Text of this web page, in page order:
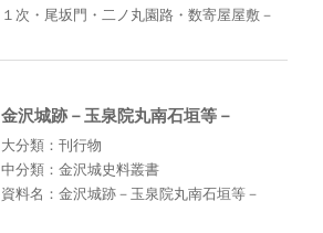
１次・尾坂門・二ノ丸園路・数寄屋屋敷－
金沢城跡－玉泉院丸南石垣等－
大分類：刊行物
中分類：金沢城史料叢書
資料名：金沢城跡－玉泉院丸南石垣等－